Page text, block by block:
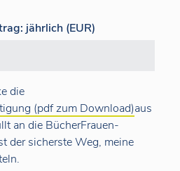
jährlich (EUR)
die
(pdf zum Download)aus
an die BücherFrauen-
der sicherste Weg, meine